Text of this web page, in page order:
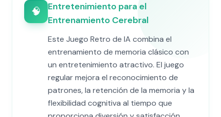
🧠
Entretenimiento para el
Entrenamiento Cerebral
Este Juego Retro de IA combina el
entrenamiento de memoria clásico con
un entretenimiento atractivo. El juego
regular mejora el reconocimiento de
patrones, la retención de la memoria y la
flexibilidad cognitiva al tiempo que